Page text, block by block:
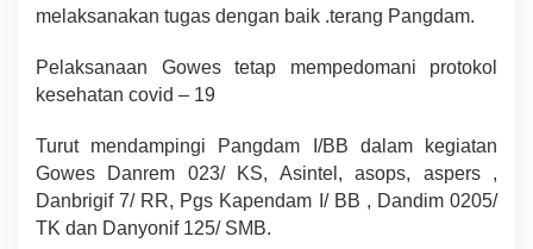
melaksanakan tugas dengan baik .terang Pangdam.
Pelaksanaan Gowes tetap mempedomani protokol
kesehatan covid – 19
Turut mendampingi Pangdam I/BB dalam kegiatan
Gowes Danrem 023/ KS, Asintel, asops, aspers ,
Danbrigif 7/ RR, Pgs Kapendam I/ BB , Dandim 0205/
TK dan Danyonif 125/ SMB.